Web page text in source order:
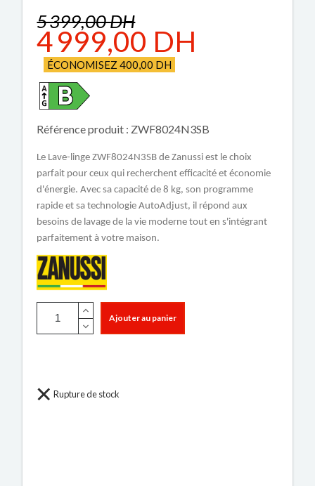
5 399,00 DH
4 999,00 DH
ÉCONOMISEZ 400,00 DH
Référence produit : ZWF8024N3SB
Le Lave-linge ZWF8024N3SB de Zanussi est le choix
parfait pour ceux qui recherchent efficacité et économie
d'énergie. Avec sa capacité de 8 kg, son programme
rapide et sa technologie AutoAdjust, il répond aux
besoins de lavage de la vie moderne tout en s'intégrant
parfaitement à votre maison.
Ajouter au panier
Rupture de stock